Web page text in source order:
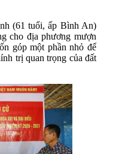
(61 tuổi, ấp Bình An)
cho địa phương mượn
góp một phần nhỏ để
trị quan trọng của đất